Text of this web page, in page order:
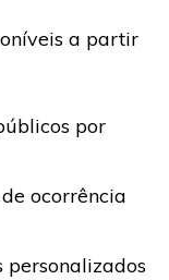
a partir
por
ocorrência